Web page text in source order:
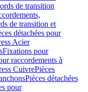
de transition
de transition et
détachées pour
Acier
Fixations pour
raccordements à
CuivrePièces
Pièces détachées
pour